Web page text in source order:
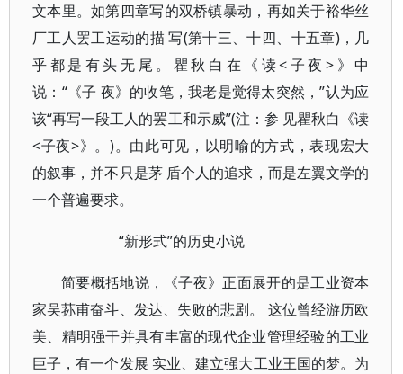
文本里。如第四章写的双桥镇暴动，再如关于裕华丝
厂工人罢工运动的描 写(第十三、十四、十五章)，几
乎都是有头无尾。瞿秋白在《读<子夜>》中
说：“《子 夜》的收笔，我老是觉得太突然，”认为应
该“再写一段工人的罢工和示威”(注：参 见瞿秋白《读
<子夜>》。)。由此可见，以明喻的方式，表现宏大
的叙事，并不只是茅 盾个人的追求，而是左翼文学的
一个普遍要求。
“新形式”的历史小说
简要概括地说，《子夜》正面展开的是工业资本
家吴荪甫奋斗、发达、失败的悲剧。 这位曾经游历欧
美、精明强干并具有丰富的现代企业管理经验的工业
巨子，有一个发展 实业、建立强大工业王国的梦。为